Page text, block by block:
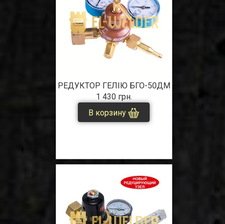
РЕДУКТОР ГЕЛІЮ БГО-50ДМ
1 430 грн.
В корзину